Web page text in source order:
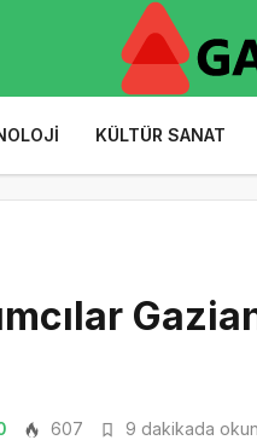
KÜLTÜR SANAT
607 9 dakikada